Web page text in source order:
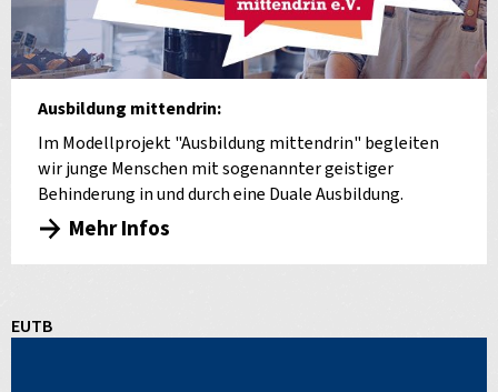
Ausbildung mittendrin:
Im Modellprojekt "Ausbildung mittendrin" begleiten
wir junge Menschen mit sogenannter geistiger
Behinderung in und durch eine Duale Ausbildung.
Mehr Infos
EUTB